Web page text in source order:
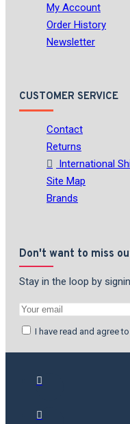
My Account
Order History
Newsletter
CUSTOMER SERVICE
Contact
Returns
International
Site Map
Brands
Don't want to miss
Stay in the loop by
I have read and agree